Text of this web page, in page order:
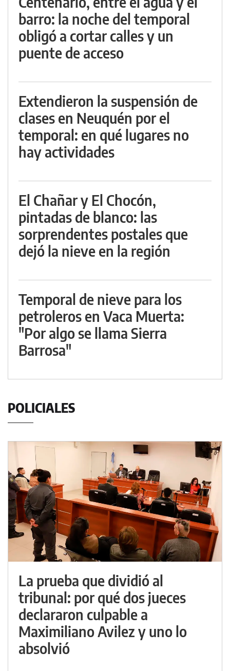
barro: la noche del temporal
obligó a cortar calles y un
puente de acceso
Extendieron la suspensión de
clases en Neuquén por el
temporal: en qué lugares no
hay actividades
El Chañar y El Chocón,
pintadas de blanco: las
sorprendentes postales que
dejó la nieve en la región
Temporal de nieve para los
petroleros en Vaca Muerta:
"Por algo se llama Sierra
Barrosa"
POLICIALES
La prueba que dividió al
tribunal: por qué dos jueces
declararon culpable a
Maximiliano Avilez y uno lo
absolvió